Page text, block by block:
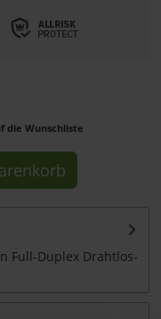
die Wunschliste
Full-Duplex Drahtlos-